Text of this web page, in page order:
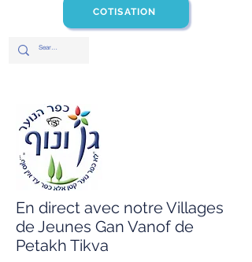
COTISATION
En direct avec notre Villages
de Jeunes Gan Vanof de
Petakh Tikva